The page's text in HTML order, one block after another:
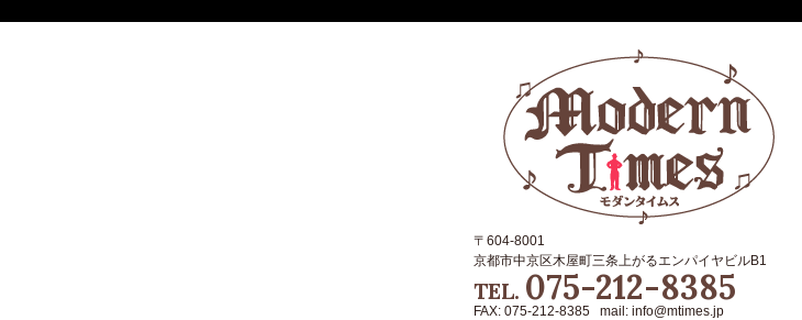
〒604-8001
京都市中京区木屋町三条上がるエンパイヤビルB1
TEL. 075-212-8385
FAX: 075-212-8385 mail: info@mtimes.jp